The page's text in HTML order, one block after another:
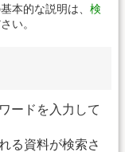
本的な説明は、 検
い。
ードを入力して
る資料が検索さ